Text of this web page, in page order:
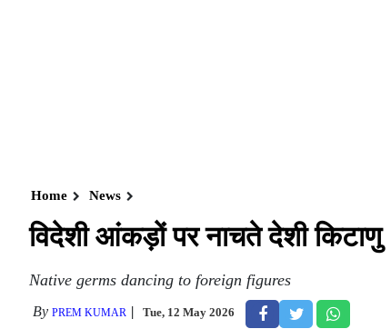
Home News
विदेशी आंकड़ों पर नाचते देशी किटाणु
Native germs dancing to foreign figures
By PREM KUMAR Tue, 12 May 2026